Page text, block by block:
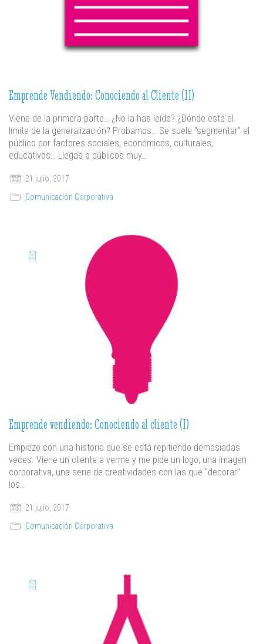
Emprende Vendiendo: Conociendo al Cliente (II)
Viene de la primera parte… ¿No la has leído? ¿Dónde está el
límite de la generalización? Probamos… Se suele “segmentar” el
público por factores sociales, económicos, culturales,
educativos… Llegas a públicos muy…
21 julio, 2017
Comunicación Corporativa
Emprende vendiendo: Conociendo al cliente (I)
Empiezo con una historia que se está repitiendo demasiadas
veces. Viene un cliente a verme y me pide un logo, una imagen
corporativa, una serie de creatividades con las que “decorar”
los…
21 julio, 2017
Comunicación Corporativa